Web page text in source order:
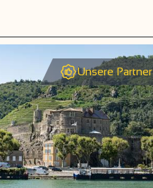
Unsere Partner